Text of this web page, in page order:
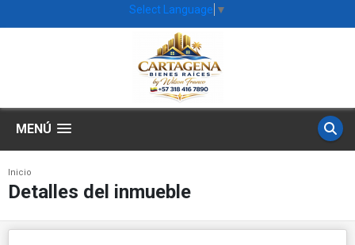
Select Language ▼
MENÚ
Inicio
Detalles del inmueble